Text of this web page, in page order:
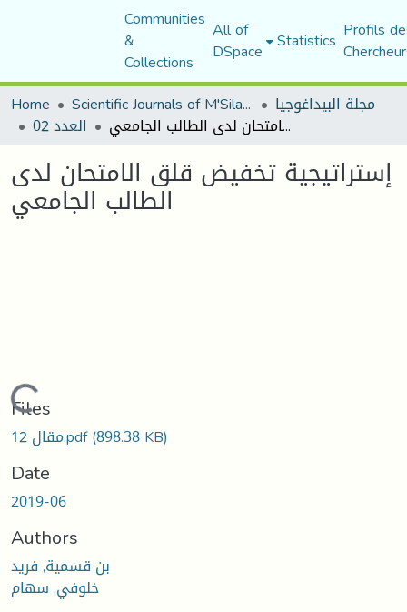
Communities
&
Collections
All of
DSpace Statistics Profils
Home
Scientific Journals of M'Sila University مجلة البيداغوجيا
العدد 02 إستراتيجية تخفيض قلق الامتحان لدى الطالب الجامعي
إستراتيجية تخفيض قلق الامتحان لدى
الطالب الجامعي
Loading...
Files
مقال 12.pdf(898.38 KB)
Date
2019-06
Authors
بن قسمية, فريد
خلوفي, سهام